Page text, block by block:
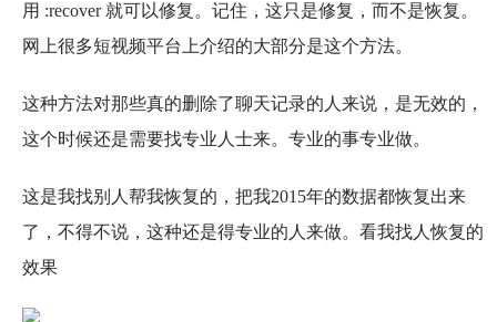
用 :recover 就可以修复。记住，这只是修复，而不是恢复。
网上很多短视频平台上介绍的大部分是这个方法。
这种方法对那些真的删除了聊天记录的人来说，是无效的，
这个时候还是需要找专业人士来。专业的事专业做。
这是我找别人帮我恢复的，把我2015年的数据都恢复出来
了，不得不说，这种还是得专业的人来做。看我找人恢复的
效果